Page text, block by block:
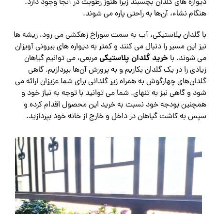
دیواره های گلدان بچسبند زیرا هنوز رطوبت در آنجا وجود دارد.
هنگام نشاء، آن‌ها به راحتی پاره می شوند.
با گلدان پلاستیکی، آب به سمت سوراخ زهکشی می رود، ریشه ها
نیز این مسیر را دنبال می کنند و کمتر به دیواره های بیرونی آویزان
می شوند. با خرید گلدان پلاستیکیمربعی، می توانیم گیاهان
زیادی را در یک گلدان بکاریم و به پرورش آن‌ها بپردازیم. گاهی
گلدان‌های چهارگوش به همراه زیر گلدانی برای شما عزیزان ارائه می
شود و گاهی نیز به تنهای. شما می توانید با توجه به نیاز خود و
همچنین بودجه خود نسبت به خرید این محصول اقدام کرده و
سپس به کاشت گیاهان در داخل و خارج از خانه خود بپردازید.